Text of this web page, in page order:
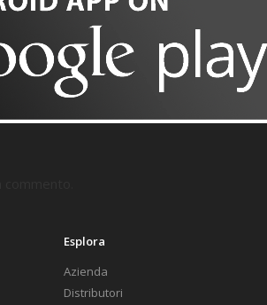
Esplora
Azienda
Distributori